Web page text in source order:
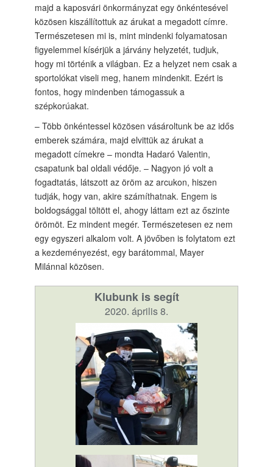
majd a kaposvári önkormányzat egy önkéntesével
közösen kiszállítottuk az árukat a megadott címre.
Természetesen mi is, mint mindenki folyamatosan
figyelemmel kísérjük a járvány helyzetét, tudjuk,
hogy mi történik a világban. Ez a helyzet nem csak a
sportolókat viseli meg, hanem mindenkit. Ezért is
fontos, hogy mindenben támogassuk a
szépkorúakat.
– Több önkéntessel közösen vásároltunk be az idős
emberek számára, majd elvittük az árukat a
megadott címekre – mondta Hadaró Valentin,
csapatunk bal oldali védője. – Nagyon jó volt a
fogadtatás, látszott az öröm az arcukon, hiszen
tudják, hogy van, akire számíthatnak. Engem is
boldogsággal töltött el, ahogy láttam ezt az őszinte
örömöt. Ez mindent megér. Természetesen ez nem
egy egyszeri alkalom volt. A jövőben is folytatom ezt
a kezdeményezést, egy barátommal, Mayer
Milánnal közösen.
Klubunk is segít
2020. április 8.